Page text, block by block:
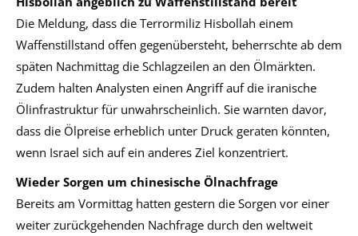
Die Meldung, dass die Terrormiliz Hisbollah einem
Waffenstillstand offen gegenübersteht, beherrschte ab dem
späten Nachmittag die Schlagzeilen an den Ölmärkten.
Zudem halten Analysten einen Angriff auf die iranische
Ölinfrastruktur für unwahrscheinlich. Sie warnten davor,
dass die Ölpreise erheblich unter Druck geraten könnten,
wenn Israel sich auf ein anderes Ziel konzentriert.
Wieder Sorgen um chinesische Ölnachfrage
Bereits am Vormittag hatten gestern die Sorgen vor einer
weiter zurückgehenden Nachfrage durch den weltweit